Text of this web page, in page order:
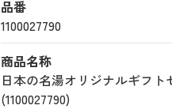
品番
1100027790
商品名称
日本の名湯オリジナルギフ
(1100027790)